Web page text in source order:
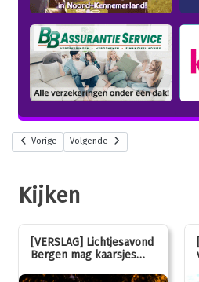
Vorige Volgende
Kijken
[VERSLAG] Lichtjesavond
Bergen mag kaarsjes